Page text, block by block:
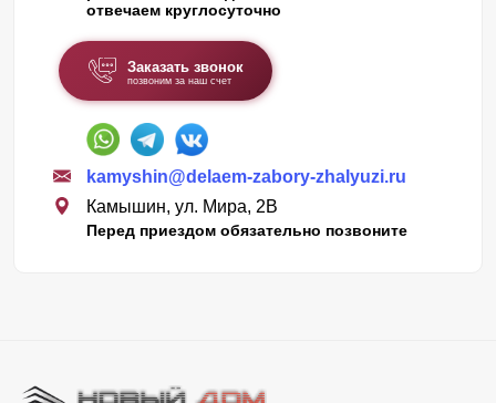
отвечаем круглосуточно
Заказать звонок
позвоним за наш счет
kamyshin@delaem-zabory-zhalyuzi.ru
Камышин, ул. Мира, 2В
Перед приездом обязательно позвоните